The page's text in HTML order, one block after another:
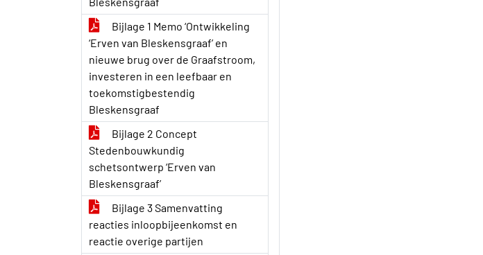
Bijlage 1 Memo ‘Ontwikkeling
‘Erven van Bleskensgraaf’ en
nieuwe brug over de Graafstroom,
investeren in een leefbaar en
toekomstigbestendig
Bleskensgraaf
Bijlage 2 Concept
Stedenbouwkundig
schetsontwerp ‘Erven van
Bleskensgraaf’
Bijlage 3 Samenvatting
reacties inloopbijeenkomst en
reactie overige partijen